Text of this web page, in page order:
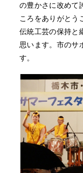
の豊かさに改めて
ころをありがとう
伝統工芸の保持と
思います。市のサ
す。